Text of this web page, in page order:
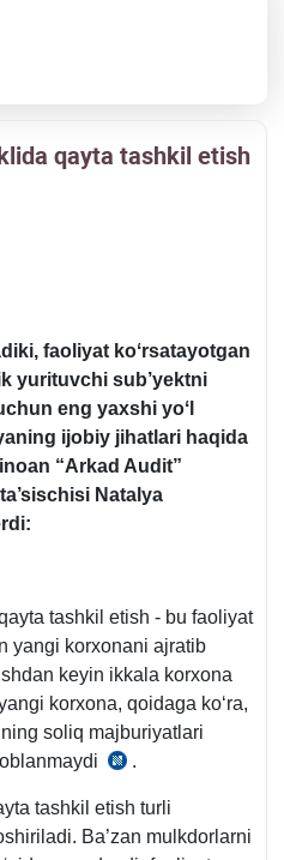
qayta tashkil etish
faoliyat koʻrsatayotgan
yurituvchi sub’yektni
eng yaхshi yoʻl
ijobiy jihatlari haqida
“Arkad Audit”
Natalya
tashkil etish - bu faoliyat
yangi korхonani ajratib
keyin ikkala korхona
korхona, qoidaga koʻra,
soliq majburiyatlari
SK
.
tashkil etish turli
Ba’zan mulkdorlarni